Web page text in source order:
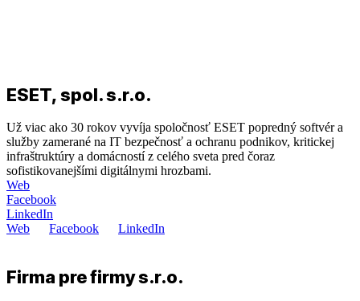
ESET, spol. s.r.o.
Už viac ako 30 rokov vyvíja spoločnosť ESET popredný softvér a
služby zamerané na IT bezpečnosť a ochranu podnikov, kritickej
infraštruktúry a domácností z celého sveta pred čoraz
sofistikovanejšími digitálnymi hrozbami.
Web
Facebook
LinkedIn
Web
Facebook LinkedIn
Firma pre firmy s.r.o.